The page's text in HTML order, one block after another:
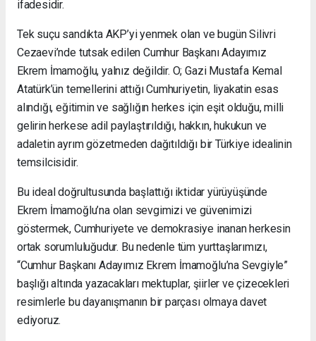
ifadesidir.
Tek suçu sandıkta AKP’yi yenmek olan ve bugün Silivri
Cezaevi’nde tutsak edilen Cumhur Başkanı Adayımız
Ekrem İmamoğlu, yalnız değildir. O; Gazi Mustafa Kemal
Atatürk’ün temellerini attığı Cumhuriyetin, liyakatin esas
alındığı, eğitimin ve sağlığın herkes için eşit olduğu, milli
gelirin herkese adil paylaştırıldığı, hakkın, hukukun ve
adaletin ayrım gözetmeden dağıtıldığı bir Türkiye idealinin
temsilcisidir.
Bu ideal doğrultusunda başlattığı iktidar yürüyüşünde
Ekrem İmamoğlu’na olan sevgimizi ve güvenimizi
göstermek, Cumhuriyete ve demokrasiye inanan herkesin
ortak sorumluluğudur. Bu nedenle tüm yurttaşlarımızı,
“Cumhur Başkanı Adayımız Ekrem İmamoğlu’na Sevgiyle”
başlığı altında yazacakları mektuplar, şiirler ve çizecekleri
resimlerle bu dayanışmanın bir parçası olmaya davet
ediyoruz.